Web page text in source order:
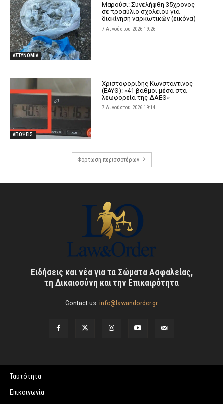
ΑΣΤΥΝΟΜΙΑ
Μαρούσι: Συνελήφθη 35χρονος
σε προαύλιο σχολείου για
διακίνηση ναρκωτικών (εικόνα)
7 Αυγούστου 2026 19:26
ΑΠΟΨΕΙΣ
Χριστοφορίδης Κωνσταντίνος
(ΕΑΥΘ): «41 βαθμοί μέσα στα
λεωφορεία της ΔΑΕΘ»
7 Αυγούστου 2026 19:14
Φόρτωση περισσοτέρων
Ειδήσεις και νέα για τα Σώματα Ασφαλείας,
τη Δικαιοσύνη και την Επικαιρότητα
Contact us: info@lawandorder.gr
Ταυτότητα
Επικοινωνία